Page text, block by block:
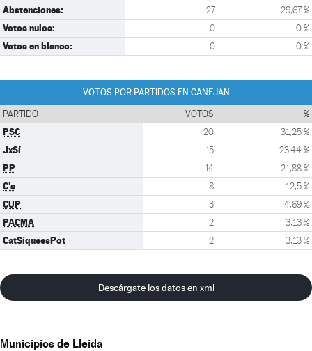
Abstenciones: 27 29,67 %
Votos nulos: 0 0 %
Votos en blanco: 0 0 %
VOTOS POR PARTIDOS EN CANEJAN
PARTIDO VOTOS %
PSC 20 31,25 %
JxSí 15 23,44 %
PP 14 21,88 %
C's 8 12,5 %
CUP 3 4,69 %
PACMA 2 3,13 %
CatSíqueesPot 2 3,13 %
Descárgate los datos en xml
Municipios de Lleida